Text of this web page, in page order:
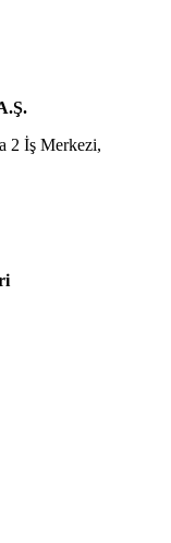
2 İş Merkezi,